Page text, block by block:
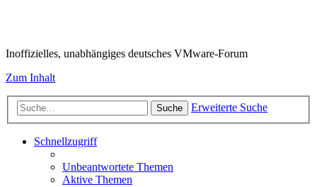
Inoffizielles, unabhängiges deutsches VMware-Forum
Zum Inhalt
Suche Erweiterte Suche
Schnellzugriff
Unbeantwortete Themen
Aktive Themen